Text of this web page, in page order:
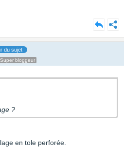
du sujet
Super bloggeur
?
en tole perforée.